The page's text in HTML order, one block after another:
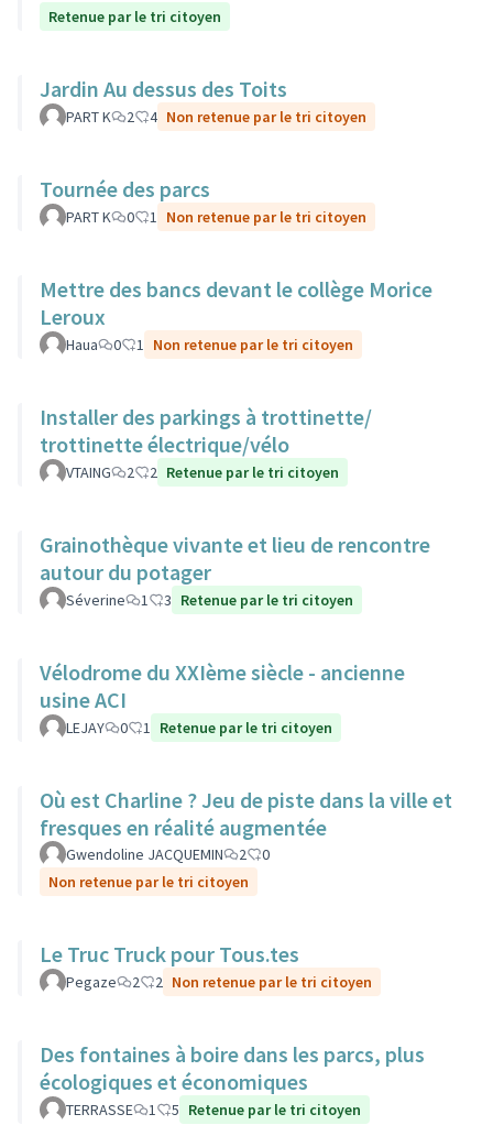
Retenue par le tri citoyen
Jardin Au dessus des Toits
PART K 2 4 Non retenue par le tri citoyen
Tournée des parcs
PART K 0 1 Non retenue par le tri citoyen
Mettre des bancs devant le collège Morice
Leroux
Haua 0 1 Non retenue par le tri citoyen
Installer des parkings à trottinette/
trottinette électrique/vélo
VTAING 2 2 Retenue par le tri citoyen
Grainothèque vivante et lieu de rencontre
autour du potager
Séverine 1 3 Retenue par le tri citoyen
Vélodrome du XXIème siècle - ancienne
usine ACI
LEJAY 0 1 Retenue par le tri citoyen
Où est Charline ? Jeu de piste dans la ville et
fresques en réalité augmentée
Gwendoline JACQUEMIN 2
0
Non retenue par le tri citoyen
Le Truc Truck pour Tous.tes
Pegaze 2 2 Non retenue par le tri citoyen
Des fontaines à boire dans les parcs, plus
écologiques et économiques
TERRASSE 1 5 Retenue par le tri citoyen